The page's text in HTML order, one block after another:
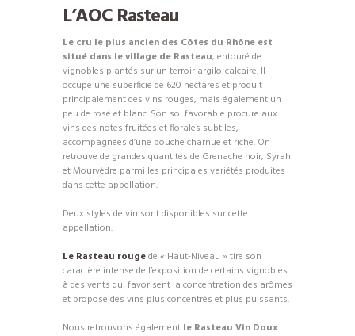
L’AOC Rasteau
Le cru le plus ancien des Côtes du Rhône est
situé dans le village de Rasteau, entouré de
vignobles plantés sur un terroir argilo-calcaire. Il
occupe une superficie de 620 hectares et produit
principalement des vins rouges, mais également un
peu de rosé et blanc. Son sol favorable procure aux
vins des notes fruitées et florales subtiles,
accompagnées d’une bouche charnue et riche. On
retrouve de grandes quantités de Grenache noir, Syrah
et Mourvèdre parmi les principales variétés produites
dans cette appellation.
Deux styles de vin sont disponibles sur cette
appellation.
Le Rasteau rougede « Haut-Niveau » tire son
caractère intense de l’exposition de certains vignobles
à des vents qui favorisent la concentration des arômes
et propose des vins plus concentrés et plus puissants.
Nous retrouvons également le Rasteau Vin Doux